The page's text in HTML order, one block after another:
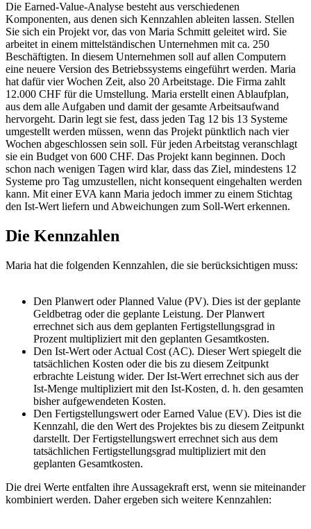
Die Earned-Value-Analyse besteht aus verschiedenen
Komponenten, aus denen sich Kennzahlen ableiten lassen. Stellen
Sie sich ein Projekt vor, das von Maria Schmitt geleitet wird. Sie
arbeitet in einem mittelständischen Unternehmen mit ca. 250
Beschäftigten. In diesem Unternehmen soll auf allen Computern
eine neuere Version des Betriebssystems eingeführt werden. Maria
hat dafür vier Wochen Zeit, also 20 Arbeitstage. Die Firma zahlt
12.000 CHF für die Umstellung. Maria erstellt einen Ablaufplan,
aus dem alle Aufgaben und damit der gesamte Arbeitsaufwand
hervorgeht. Darin legt sie fest, dass jeden Tag 12 bis 13 Systeme
umgestellt werden müssen, wenn das Projekt pünktlich nach vier
Wochen abgeschlossen sein soll. Für jeden Arbeitstag veranschlagt
sie ein Budget von 600 CHF. Das Projekt kann beginnen. Doch
schon nach wenigen Tagen wird klar, dass das Ziel, mindestens 12
Systeme pro Tag umzustellen, nicht konsequent eingehalten werden
kann. Mit einer EVA kann Maria jedoch immer zu einem Stichtag
den Ist-Wert liefern und Abweichungen zum Soll-Wert erkennen.
Die Kennzahlen
Maria hat die folgenden Kennzahlen, die sie berücksichtigen muss:
Den Planwert oder Planned Value (PV). Dies ist der geplante
Geldbetrag oder die geplante Leistung. Der Planwert
errechnet sich aus dem geplanten Fertigstellungsgrad in
Prozent multipliziert mit den geplanten Gesamtkosten.
Den Ist-Wert oder Actual Cost (AC). Dieser Wert spiegelt die
tatsächlichen Kosten oder die bis zu diesem Zeitpunkt
erbrachte Leistung wider. Der Ist-Wert errechnet sich aus der
Ist-Menge multipliziert mit den Ist-Kosten, d. h. den gesamten
bisher aufgewendeten Kosten.
Den Fertigstellungswert oder Earned Value (EV). Dies ist die
Kennzahl, die den Wert des Projektes bis zu diesem Zeitpunkt
darstellt. Der Fertigstellungswert errechnet sich aus dem
tatsächlichen Fertigstellungsgrad multipliziert mit den
geplanten Gesamtkosten.
Die drei Werte entfalten ihre Aussagekraft erst, wenn sie miteinander
kombiniert werden. Daher ergeben sich weitere Kennzahlen: